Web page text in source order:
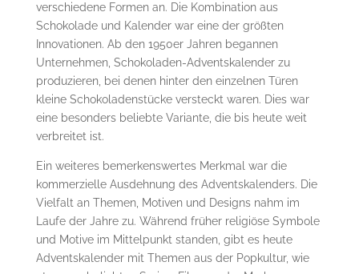
verschiedene Formen an. Die Kombination aus
Schokolade und Kalender war eine der größten
Innovationen. Ab den 1950er Jahren begannen
Unternehmen, Schokoladen-Adventskalender zu
produzieren, bei denen hinter den einzelnen Türen
kleine Schokoladenstücke versteckt waren. Dies war
eine besonders beliebte Variante, die bis heute weit
verbreitet ist.
Ein weiteres bemerkenswertes Merkmal war die
kommerzielle Ausdehnung des Adventskalenders. Die
Vielfalt an Themen, Motiven und Designs nahm im
Laufe der Jahre zu. Während früher religiöse Symbole
und Motive im Mittelpunkt standen, gibt es heute
Adventskalender mit Themen aus der Popkultur, wie